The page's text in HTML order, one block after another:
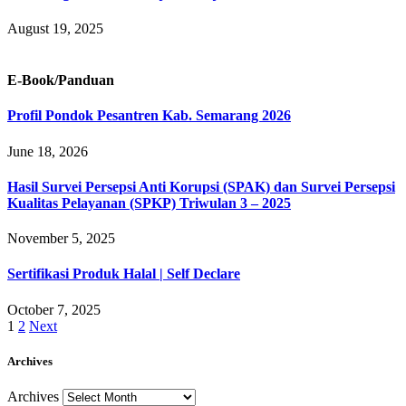
August 19, 2025
E-Book/Panduan
Profil Pondok Pesantren Kab. Semarang 2026
June 18, 2026
Hasil Survei Persepsi Anti Korupsi (SPAK) dan Survei Persepsi
Kualitas Pelayanan (SPKP) Triwulan 3 – 2025
November 5, 2025
Sertifikasi Produk Halal | Self Declare
October 7, 2025
1 2 Next
Archives
Archives